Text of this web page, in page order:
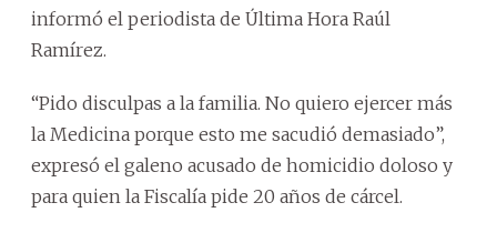
informó el periodista de Última Hora Raúl
Ramírez.
“Pido disculpas a la familia. No quiero ejercer más
la Medicina porque esto me sacudió demasiado”,
expresó el galeno acusado de homicidio doloso y
para quien la Fiscalía pide 20 años de cárcel.